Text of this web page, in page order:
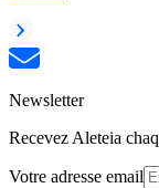
Newsletter
Recevez Aleteia
Votre adresse email